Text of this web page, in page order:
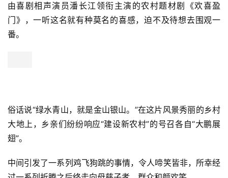
由喜剧相声演员潘长江领衔主演的农村题材剧《欢喜盈
门》，一听这名就有种莫名的喜感，迫不及待想去围观一
番。
俗话说“绿水青山，就是金山银山。”在这片风景秀丽的乡村
大地上，乡亲们纷纷响应“建设新农村”的号召各自“大鹏展
翅”。
中间引发了一系列鸡飞狗跳的事情，令人啼笑皆非，所幸经